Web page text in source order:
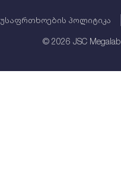
უსაფრთხოების პოლიტიკა
© 2026 JSC Megalab